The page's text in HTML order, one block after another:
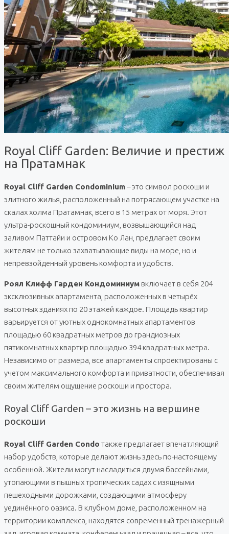
Royal Cliff Garden: Величие и престиж
на Пратамнак
Royal Cliff Garden Condominium– это символ роскоши и
элитного жилья, расположенный на потрясающем участке на
скалах холма Пратамнак, всего в 15 метрах от моря. Этот
ультра-роскошный кондоминиум, возвышающийся над
заливом Паттайи и островом Ко Лан, предлагает своим
жителям не только захватывающие виды на море, но и
непревзойденный уровень комфорта и удобств.
Роял Клифф Гарден Кондоминиум включает в себя 204
эксклюзивных апартамента, расположенных в четырёх
высотных зданиях по 20 этажей каждое. Площадь квартир
варьируется от уютных однокомнатных апартаментов
площадью 60 квадратных метров до грандиозных
пятикомнатных квартир площадью 394 квадратных метра.
Независимо от размера, все апартаменты спроектированы с
учетом максимального комфорта и приватности, обеспечивая
своим жителям ощущение роскоши и простора.
Royal Cliff Garden – это жизнь на вершине
роскоши
Royal Cliff Garden Condo также предлагает впечатляющий
набор удобств, которые делают жизнь здесь по-настоящему
особенной. Жители могут насладиться двумя бассейнами,
утопающими в пышных тропических садах с изящными
пешеходными дорожками, создающими атмосферу
уединённого оазиса. В клубном доме, расположенном на
территории комплекса, находятся современный тренажерный